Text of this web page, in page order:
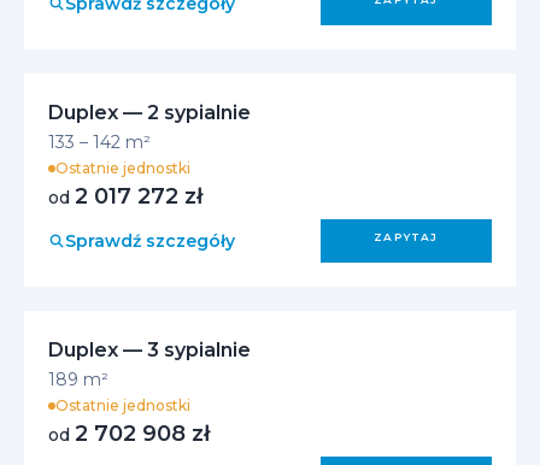
Duplex — 2 sypialnie
133 – 142 m²
Ostatnie jednostki
od 2 017 272 zł
Sprawdź szczegóły ZAPYTAJ
Duplex — 3 sypialnie
189 m²
Ostatnie jednostki
od 2 702 908 zł